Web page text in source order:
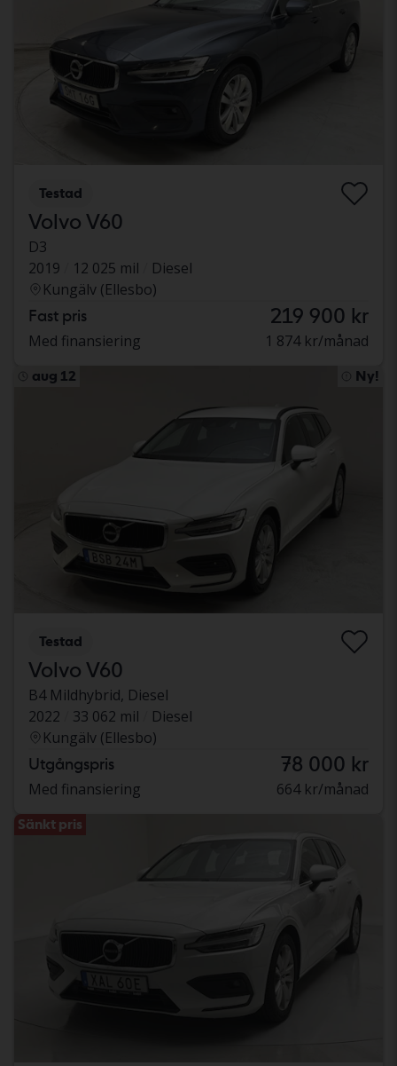
Testad
Volvo V60
D3
2019
12 025 mil
Diesel
Kungälv (Ellesbo)
Fast pris 219 900 kr
Med finansiering 1 874 kr/månad
aug 12 Ny!
Testad
Volvo V60
B4 Mildhybrid, Diesel
2022
33 062 mil
Diesel
Kungälv (Ellesbo)
Utgångspris 78 000 kr
Med finansiering 664 kr/månad
Sänkt pris